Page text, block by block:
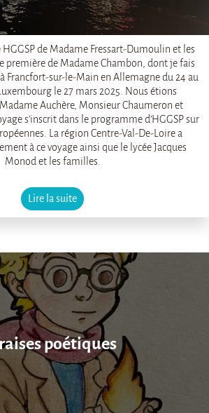
HGGSP de Madame Fressart-Dumoulin et les
première de Madame Chambon, dont je fais
Francfort-sur-le-Main en Allemagne du 24 au
le 27 mars 2025. Nous étions
Auchère, Monsieur Chaumeron et
s’inscrit dans le programme d’HGGSP sur
La région Centre-Val-De-Loire a
à ce voyage ainsi que le lycée Jacques
Monod et les familles.
Lire la suite
poétiques